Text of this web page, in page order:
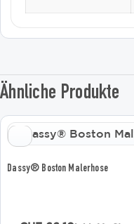
Ähnliche Produkte
Dassy® Boston Malerhose
Dieses
Produkt
mehrere
Optionen